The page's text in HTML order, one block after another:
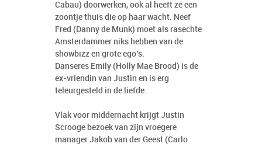
Cabau) doorwerken, ook al heeft ze een
zoontje thuis die op haar wacht. Neef
Fred (Danny de Munk) moet als rasechte
Amsterdammer niks hebben van de
showbizz en grote ego’s.
Danseres Emily (Holly Mae Brood) is de
ex-vriendin van Justin en is erg
teleurgesteld in de liefde.
Vlak voor middernacht krijgt Justin
Scrooge bezoek van zijn vroegere
manager Jakob van der Geest (Carlo